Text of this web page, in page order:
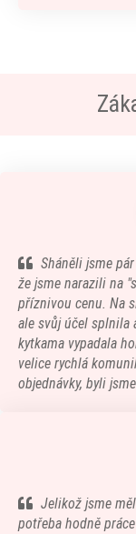
Sháněli jsme
že jsme narazili na
příznivou cenu. Na
ale svůj účel splnila
kytkama vypadala
velice rychlá
objednávky, byli
Jelikož jsme
potřeba hodně